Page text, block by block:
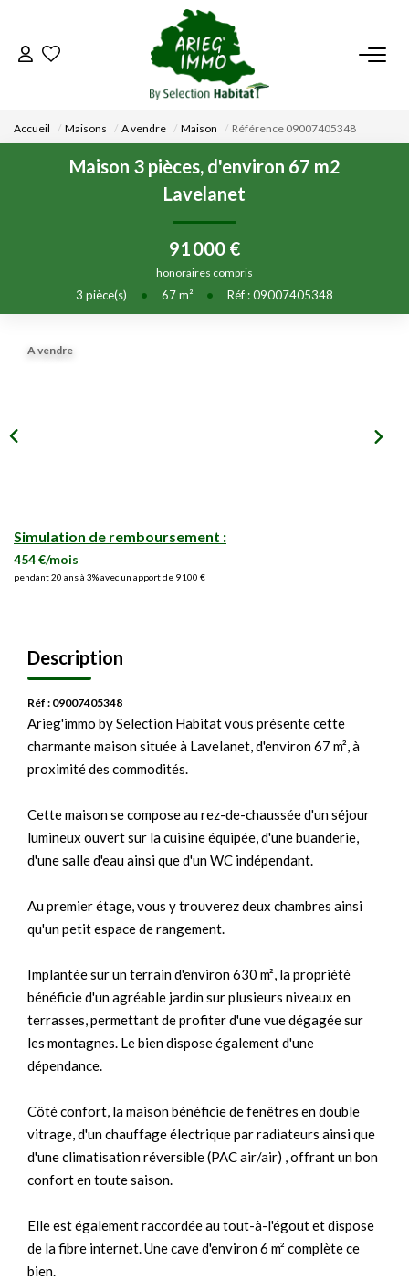
ACCUEIL
NOS BIENS
VENDRE UN BIEN
DÉPOSEZ VOTRE RECHERCHE
NOUS REJOINDRE
Accueil Maisons A vendre Maison Référence 09007405348
Maison 3 pièces, d'environ 67 m2
Lavelanet
91 000 €
honoraires compris
3 pièce(s) • 67m² • Réf : 09007405348
A vendre
Simulation de remboursement :
454 €/mois
pendant 20 ans à 3% avec un apport de 9 100 €
Description
Réf : 09007405348
Arieg'immo by Selection Habitat vous présente cette
charmante maison située à Lavelanet, d'environ 67 m², à
proximité des commodités.
Cette maison se compose au rez-de-chaussée d'un séjour
lumineux ouvert sur la cuisine équipée, d'une buanderie,
d'une salle d'eau ainsi que d'un WC indépendant.
Au premier étage, vous y trouverez deux chambres ainsi
qu'un petit espace de rangement.
Implantée sur un terrain d'environ 630 m², la propriété
bénéficie d'un agréable jardin sur plusieurs niveaux en
terrasses, permettant de profiter d'une vue dégagée sur
les montagnes. Le bien dispose également d'une
dépendance.
Côté confort, la maison bénéficie de fenêtres en double
vitrage, d'un chauffage électrique par radiateurs ainsi que
d'une climatisation réversible (PAC air/air) , offrant un bon
confort en toute saison.
Elle est également raccordée au tout-à-l'égout et dispose
de la fibre internet. Une cave d'environ 6 m² complète ce
bien.